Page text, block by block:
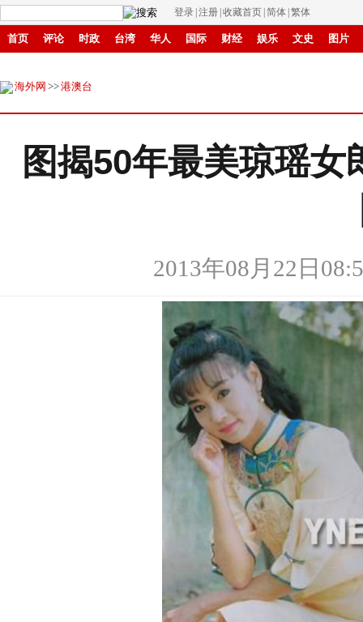
登录 注册 收藏首页 简体 繁体
首页 评论 时政 台湾 华人 国际 财经 娱乐 文史 图片
海外网 >>港澳台
图揭50年最美琼瑶
2013年08月22日